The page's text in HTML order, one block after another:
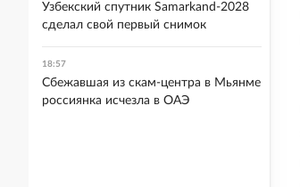
Узбекский спутник Samarkand-2028
сделал свой первый снимок
18:57
Сбежавшая из скам-центра в Мьянме
россиянка исчезла в ОАЭ